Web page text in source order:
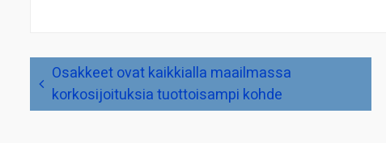
Artikkelien
selausOsakkeet ovat kaikkialla maailmassa
korkosijoituksia tuottoisampi kohde